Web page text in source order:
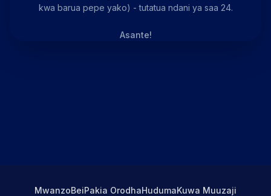
kwa barua pepe yako) - tutatua ndani ya saa 24.
Asante!
MwanzoBeiPakia OrodhaHudumaKuwa Muuzaji